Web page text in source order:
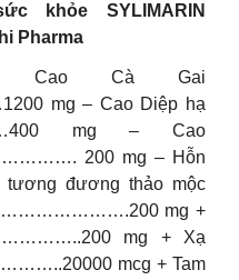
khỏe SYLIMARIN
Pharma
Cao Cà Gai
mg – Cao Diệp hạ
mg – Cao
200 mg – Hỗn
đương thảo mộc
mg +
mg + Xạ
mcg + Tam